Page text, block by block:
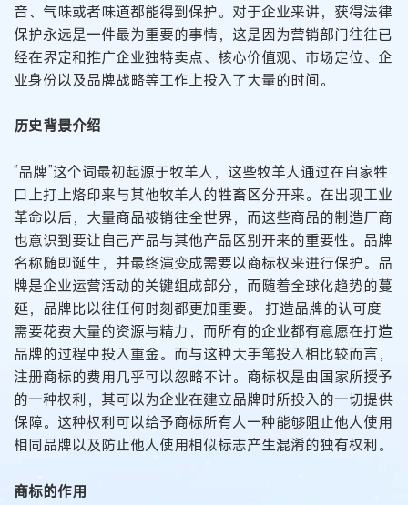
音、气味或者味道都能得到保护。对于企业来讲，获得法律
保护永远是一件最为重要的事情，这是因为营销部门往往已
经在界定和推广企业独特卖点、核心价值观、市场定位、企
业身份以及品牌战略等工作上投入了大量的时间。
历史背景介绍
“品牌”这个词最初起源于牧羊人，这些牧羊人通过在自家牲
口上打上烙印来与其他牧羊人的牲畜区分开来。在出现工业
革命以后，大量商品被销往全世界，而这些商品的制造厂商
也意识到要让自己产品与其他产品区别开来的重要性。品牌
名称随即诞生，并最终演变成需要以商标权来进行保护。品
牌是企业运营活动的关键组成部分，而随着全球化趋势的蔓
延，品牌比以往任何时刻都更加重要。 打造品牌的认可度
需要花费大量的资源与精力，而所有的企业都有意愿在打造
品牌的过程中投入重金。而与这种大手笔投入相比较而言，
注册商标的费用几乎可以忽略不计。商标权是由国家所授予
的一种权利，其可以为企业在建立品牌时所投入的一切提供
保障。这种权利可以给予商标所有人一种能够阻止他人使用
相同品牌以及防止他人使用相似标志产生混淆的独有权利。
商标的作用